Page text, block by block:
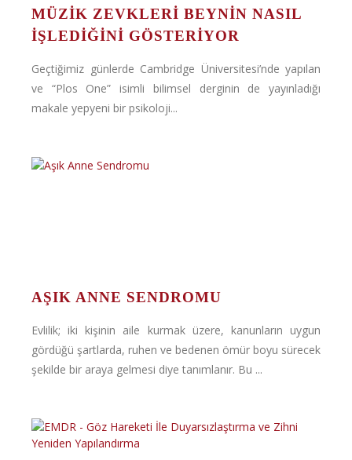
MÜZIK ZEVKLERI BEYNIN NASIL
IŞLEDIĞINI GÖSTERIYOR
Geçtiğimiz günlerde Cambridge Üniversitesi’nde yapılan
ve “Plos One” isimli bilimsel derginin de yayınladığı
makale yepyeni bir psikoloji...
AŞIK ANNE SENDROMU
Evlilik; iki kişinin aile kurmak üzere, kanunların uygun
gördüğü şartlarda, ruhen ve bedenen ömür boyu sürecek
şekilde bir araya gelmesi diye tanımlanır. Bu ...